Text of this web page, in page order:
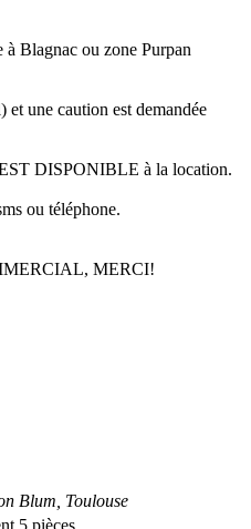
à Blagnac ou zone Purpan
une caution est demandée
DISPONIBLE à la location.
ou téléphone.
MERCI!
Blum, Toulouse
5 pièces